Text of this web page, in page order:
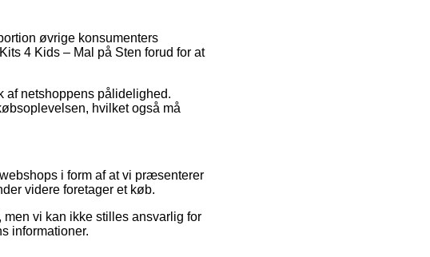
øvrige konsumenters
4 Kids – Mal på Sten forud for at
af netshoppens pålidelighed.
hvilket også må
i form af at vi præsenterer
videre foretager et køb.
vi kan ikke stilles ansvarlig for
informationer.